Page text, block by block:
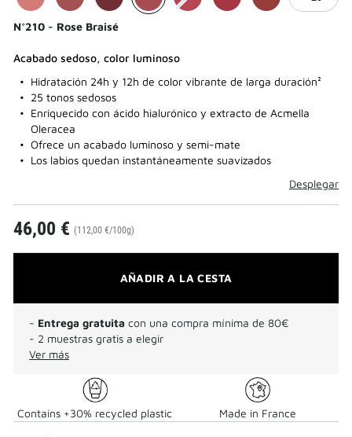
N°210 - Rose Braisé
Acabado sedoso, color luminoso
Hidratación 24h y 12h de color vibrante de larga duración²
25 tonos sedosos
Enriquecido con ácido hialurónico y extracto de Acmella
Oleracea
Ofrece un acabado luminoso y semi-mate
Los labios quedan instantáneamente suavizados
Desplegar
46,00 € (112,00 €/100g)
AÑADIR A LA CESTA
- Entrega gratuita con una compra mínima de 80€
- 2 muestras gratis a elegir
Ver más
Contains +30% recycled plastic Made in France